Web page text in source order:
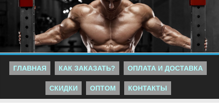
ГЛАВНАЯ КАК ЗАКАЗАТЬ? ОПЛАТА И ДОСТАВКА
СКИДКИ ОПТОМ КОНТАКТЫ